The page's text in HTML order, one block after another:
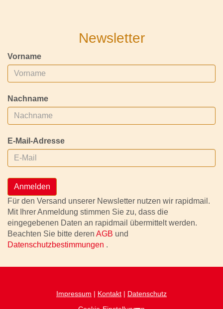
Newsletter
Vorname
Nachname
E-Mail-Adresse
Anmelden
Für den Versand unserer Newsletter nutzen wir rapidmail.
Mit Ihrer Anmeldung stimmen Sie zu, dass die
eingegebenen Daten an rapidmail übermittelt werden.
Beachten Sie bitte deren AGB und
Datenschutzbestimmungen .
Impressum | Kontakt | Datenschutz